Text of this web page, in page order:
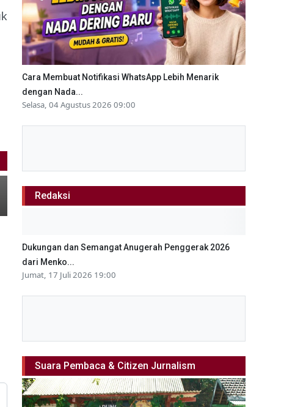
Cara Membuat Notifikasi WhatsApp Lebih Menarik
dengan Nada...
Selasa, 04 Agustus 2026 09:00
Redaksi
Dukungan dan Semangat Anugerah Penggerak 2026
dari Menko...
Jumat, 17 Juli 2026 19:00
Suara Pembaca & Citizen Jurnalism